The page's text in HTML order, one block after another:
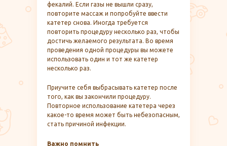
фекалий. Если газы не вышли сразу,
повторите массаж и попробуйте ввести
катетер снова. Иногда требуется
повторить процедуру несколько раз, чтобы
достичь желаемого результата. Во время
проведения одной процедуры вы можете
использовать один и тот же катетер
несколько раз.
Приучите себя выбрасывать катетер после
того, как вы закончили процедуру.
Повторное использование катетера через
какое-то время может быть небезопасным,
стать причиной инфекции.
​Важно помнить